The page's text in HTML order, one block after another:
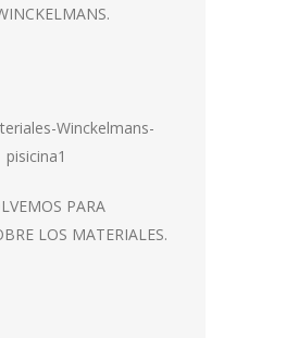
PARA
LOS MATERIALES.